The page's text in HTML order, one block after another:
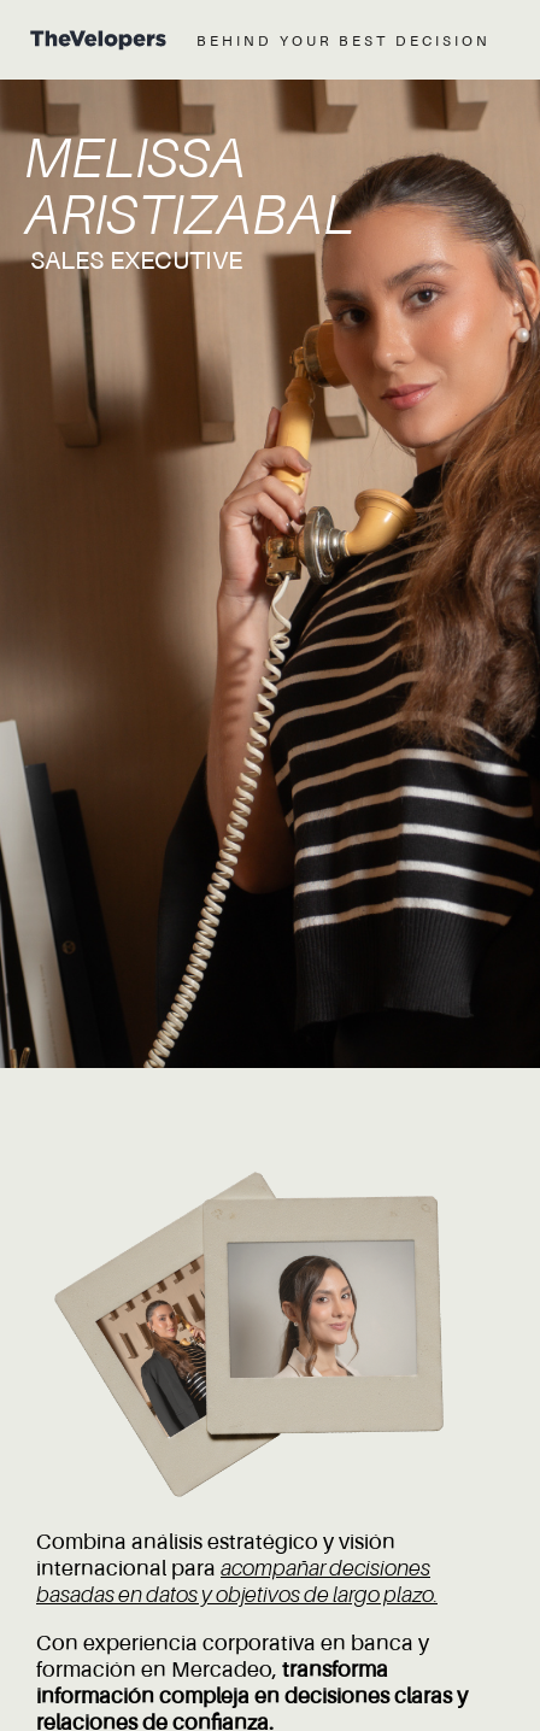
BEHIND YOUR BEST DECISION
MELISSA
ARISTIZABAL
SALES EXECUTIVE
Combina análisis estratégico y visión
internacional para acompañar decisiones
basadas en datos y objetivos de largo plazo.
Con experiencia corporativa en banca y
formación en Mercadeo, transforma
información compleja en decisiones claras y
relaciones de confianza.